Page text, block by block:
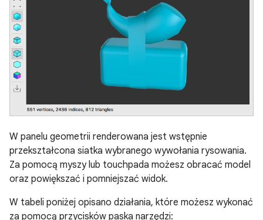
W panelu geometrii renderowana jest wstępnie
przekształcona siatka wybranego wywołania rysowania.
Za pomocą myszy lub touchpada możesz obracać model
oraz powiększać i pomniejszać widok.
W tabeli poniżej opisano działania, które możesz wykonać
za pomocą przycisków paska narzędzi: